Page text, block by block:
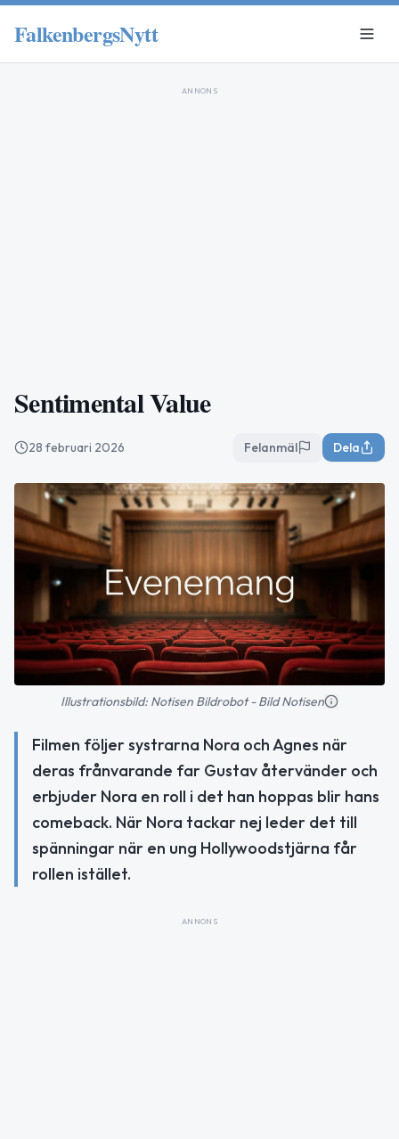
FalkenbergsNytt
ANNONS
Sentimental Value
28 februari 2026 Felanmäl Dela
Illustrationsbild: Notisen Bildrobot - Bild Notisen
Filmen följer systrarna Nora och Agnes när
deras frånvarande far Gustav återvänder och
erbjuder Nora en roll i det han hoppas blir hans
comeback. När Nora tackar nej leder det till
spänningar när en ung Hollywoodstjärna får
rollen istället.
ANNONS